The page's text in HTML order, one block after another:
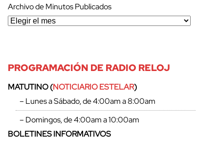
Archivo de Minutos Publicados
PROGRAMACIÓN DE RADIO RELOJ
MATUTINO (NOTICIARIO ESTELAR)
– Lunes a Sábado, de 4:00am a 8:00am
– Domingos, de 4:00am a 10:00am
BOLETINES INFORMATIVOS